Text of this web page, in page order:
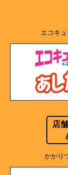
エコキ
店
かかり